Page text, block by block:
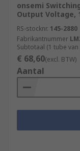
onsemi
Output Voltage,
RS-stocknr. 145-2880
Fabrikantnummer
Subtotaal (1 tube
€ 68,60(excl. BTW)
Aantal